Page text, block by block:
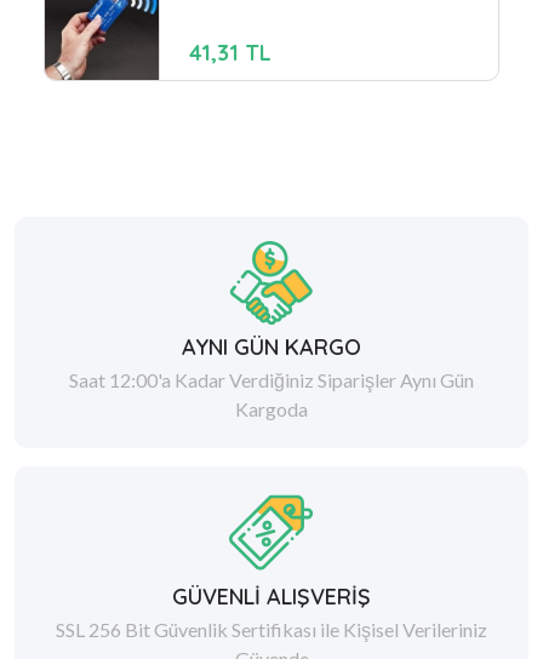
41,31 TL
AYNI GÜN KARGO
Saat 12:00'a Kadar Verdiğiniz Siparişler Aynı Gün
Kargoda
GÜVENLİ ALIŞVERİŞ
SSL 256 Bit Güvenlik Sertifikası ile Kişisel Verileriniz